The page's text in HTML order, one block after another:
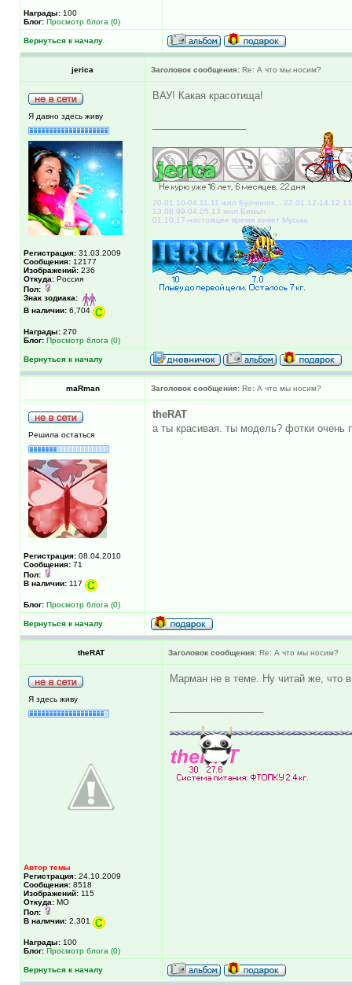
Награды: 100
Блог: Просмотр блога (0)
Вернуться к началу
jerica Заголовок сообщения: Re: А что мы носим?
Я давно здесь живу
Регистрация: 31.03.2009
Сообщения: 12177
Изображений: 236
Откуда: Россия
Пол:
Знак зодиака:
В наличии: 6,704
Награды: 270
Блог: Просмотр блога (0)
ВАУ! Какая красотища!
20.01.10-04.11.11 жил Булчонок... 22.01.12-
13.08.99-04.05.13 жил Бимыч
01.10.17-настоящее время живет Муська
Вернуться к началу
maRman Заголовок сообщения: Re: А что мы носим?
Решила остаться
Регистрация: 08.04.2010
Сообщения: 71
Пол:
В наличии: 117
Блог: Просмотр блога (0)
theRAT
а ты красивая. ты модель? фотки очень
Вернуться к началу
theRAT Заголовок сообщения: Re: А что мы носим?
Я здесь живу
Автор темы
Регистрация: 24.10.2009
Сообщения: 8518
Изображений: 115
Откуда: МО
Пол:
В наличии: 2,301
Награды: 100
Блог: Просмотр блога (0)
Марман не в теме. Ну читай же, что
Вернуться к началу